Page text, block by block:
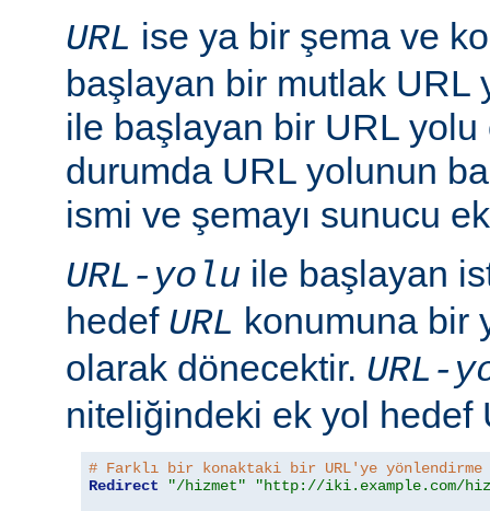
URL ise ya bir şema ve
başlayan bir mutlak URL
ile başlayan bir URL
durumda URL yolunun
ismi ve şemayı sunucu
URL-yolu ile başlayan
hedef URL konumuna bir
olarak dönecektir. URL-
niteliğindeki ek yol hedef
# Farklı bir konaktaki bir URL'ye yönlendirme
Redirect
"/hizmet"
"http://iki.example.com/